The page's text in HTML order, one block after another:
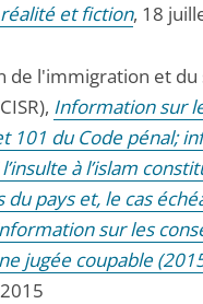
et fiction, 18
de l'immigration et
Information sur
101 du Code pénal;
à l’islam
du pays et, le cas
sur les
jugée coupable